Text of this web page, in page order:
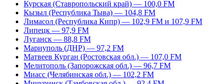
Курская (Ставропольский край) — 100,0 FM
Кызыл (Республика Тыва) — 104,8 FM
Лимасол (Республика Кипр) — 102,9 FM и 107,9 FM
Липецк — 97,9 FM
Луганск — 88,8 FM
Мариуполь (ДНР) — 97,2 FM
Матвеев Курган (Ростовская обл.) — 107,0 FM
Мелитополь (Запорожская обл.) — 96,7 FM
Миасс (Челябинская обл.) — 102,2 FM